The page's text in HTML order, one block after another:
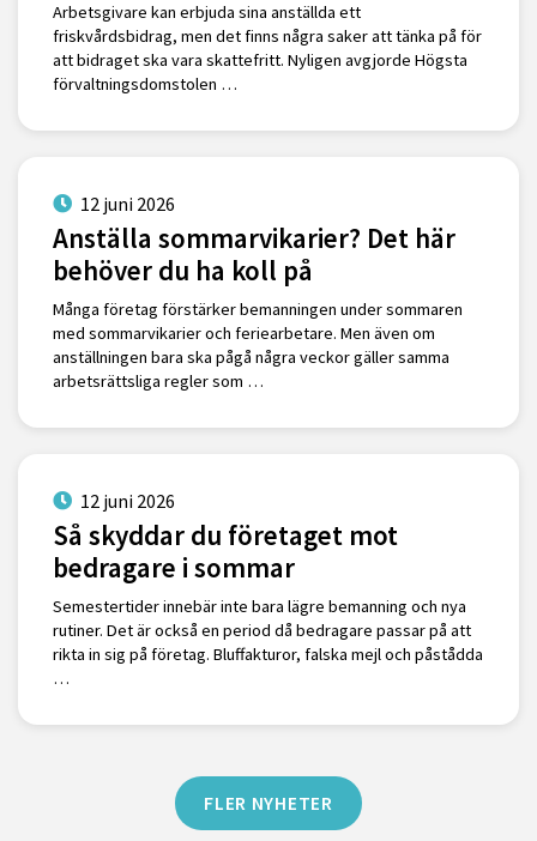
Arbetsgivare kan erbjuda sina anställda ett
friskvårdsbidrag, men det finns några saker att tänka på för
att bidraget ska vara skattefritt. Nyligen avgjorde Högsta
förvaltningsdomstolen …
12 juni 2026
Anställa sommarvikarier? Det här
behöver du ha koll på
Många företag förstärker bemanningen under sommaren
med sommarvikarier och feriearbetare. Men även om
anställningen bara ska pågå några veckor gäller samma
arbetsrättsliga regler som …
12 juni 2026
Så skyddar du företaget mot
bedragare i sommar
Semestertider innebär inte bara lägre bemanning och nya
rutiner. Det är också en period då bedragare passar på att
rikta in sig på företag. Bluffakturor, falska mejl och påstådda
…
FLER NYHETER